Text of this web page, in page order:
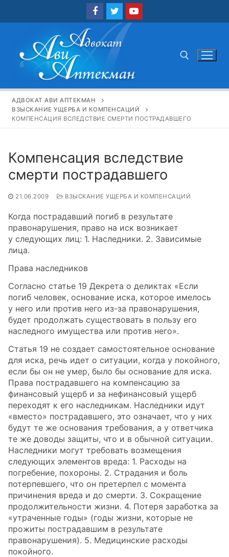
Найти:
АДВОКАТ АВИ АПТЕКМАН
ВЗЫСКАНИЕ УЩЕРБА И КОМПЕНСАЦИЙ
КОМПЕНСАЦИЯ ВСЛЕДСТВИЕ СМЕРТИ ПОСТРАДАВШЕГО
Компенсация вследствие
смерти пострадавшего
21.06.2009 ВЗЫСКАНИЕ УЩЕРБА И КОМПЕНСАЦИЙ
Когда пострадавший погиб в результате
правонарушения, право на иск возникает
у следующих лиц: 1. Наследники. 2. Зависимые
лица.
Права наследников
Согласно статье 19 Декрета о деликтах «Если
погиб человек, основание иска, которое имелось
у него или против него из-за правонарушения,
будет продолжать существовать в пользу его
наследного имущества или против него».
Статья 19 не создает самостоятельное основание
для иска, речь идет о ситуации, когда у покойного,
если бы он не умер, было бы основание для иска.
Права пострадавшего на компенсацию за
финансовый ущерб и за нефинансовый ущерб
переходят к его наследникам. Наследники идут
«вместо» пострадавшего, это означает, что у них
будут те же основания требования, а у ответчика
те же доводы защиты, что и в обычной ситуации.
Наследники могут требовать возмещения
следующих элементов вреда: 1. Расходы на
погребение, похороны. 2. Страдания и боль
потерпевшего, что он претерпел с момента
причинения вреда и до смерти. 3. Сокращение
продолжительности жизни. 4. Потеря заработка за
«утраченные годы» (годы жизни, которые не
прожиты пострадавшим в результате
правонарушения). 5. Медицинские расходы
покойного.